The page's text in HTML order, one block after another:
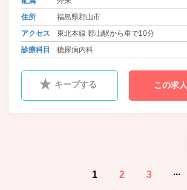
住所
福島県郡山市
アクセス
東北本線 郡山駅から車で10分
診療科目
糖尿病内科
キープする この求
1 2 3 ...